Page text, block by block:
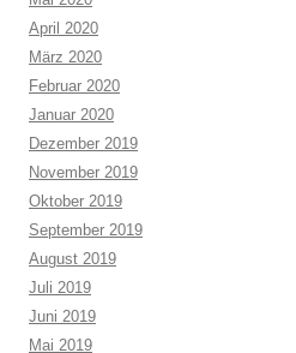
April 2020
März 2020
Februar 2020
Januar 2020
Dezember 2019
November 2019
Oktober 2019
September 2019
August 2019
Juli 2019
Juni 2019
Mai 2019